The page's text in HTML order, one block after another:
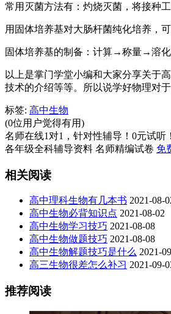
常用灭菌方法有：灼烧灭菌，将接种
用固体培养基对大肠杆菌纯化培养，
固体培养基的制备：计算→称量→溶
以上是掌门学堂小编和大家分享关于
技术的介绍等等。所以说学好物理对
标签: 高中生物
(0位用户觉得有用)
名师在线1对1，针对性辅导！0元试听！
各年级全科辅导资料 名师精编试卷 免
相关阅读
高中理科生物有几本书 2021-08-
高中生物必背知识点 2021-08-02
高中生物学习技巧 2021-08-08
高中生物做题技巧 2021-08-08
高中生物解题技巧是什么 2021-
高三生物很差怎么补习 2021-09-
推荐阅读